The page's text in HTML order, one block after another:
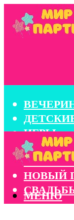
ИГРЫ
НОВЫЙ
МЕНЮ